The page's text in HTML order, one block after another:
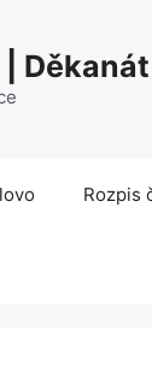
Rozpis